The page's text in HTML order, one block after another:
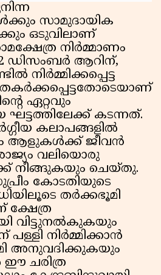
സാമുദായിക
ഒടുവിലാണ്
നിർമ്മാണം
ഡിസംബർ ആറിന്,
നിർമ്മിക്കപ്പെട്ട
ഏറ്റവും
കടന്നത്.
കലാപങ്ങളിൽ
ആളുകൾക്ക് ജീവൻ
വലിയൊരു
നീങ്ങുകയും ചെയ്തു.
കോടതിയുടെ
തർക്കഭൂമി
ക്ഷേത്ര
വിട്ടുനൽകുകയും
പള്ളി നിർമ്മിക്കാൻ
അനുവദിക്കുകയും
ചരിത്ര